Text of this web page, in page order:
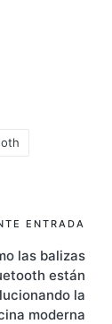
ENTRADA
las balizas
están
la
moderna